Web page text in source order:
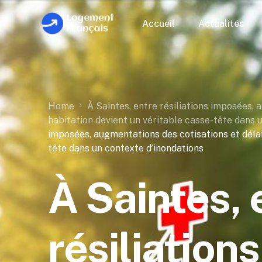
Accueil Actualités
Home
À Saintes, entre résiliations imposées,
habitation devient un véritable casse-tête dans
imposées, augmentations des cotisations et
tête dans un contexte d’inondations
À Saintes,